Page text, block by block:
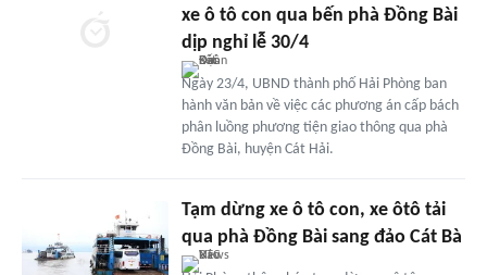
xe ô tô con qua bến phà Đồng Bài
dịp nghỉ lễ 30/4
Ngày 23/4, UBND thành phố Hải Phòng ban
hành văn bản về việc các phương án cấp bách
phân luồng phương tiện giao thông qua phà
Đồng Bài, huyện Cát Hải.
Tạm dừng xe ô tô con, xe ôtô tải
qua phà Đồng Bài sang đảo Cát Bà